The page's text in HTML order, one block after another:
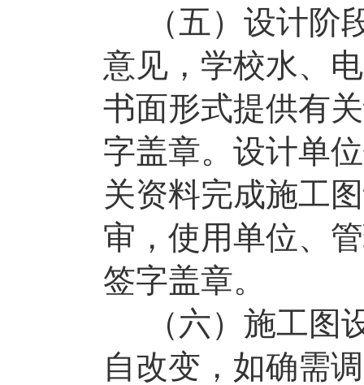
（五）设计阶
意见，学校水、
书面形式提供有
字盖章。设计单
关资料完成施工
审，使用单位、
签字盖章。
（六）施工图
自改变，如确需